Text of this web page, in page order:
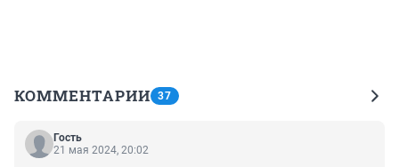
КОММЕНТАРИИ 37
Гость
21 мая 2024, 20:02